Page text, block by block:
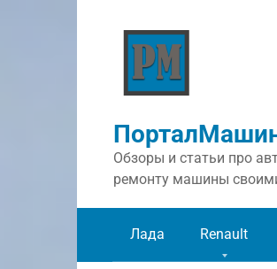
Обзоры и статьи про
ремонту машины
Лада Renault